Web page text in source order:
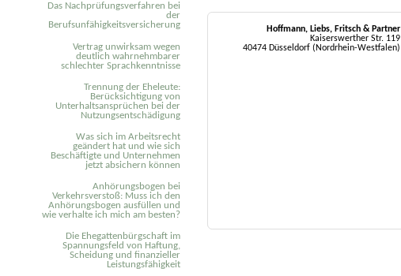
Hoffmann, Liebs, Fritsch & Partner
Kaiserswerther Str. 119
40474 Düsseldorf (Nordrhein-Westfalen)
Das Nachprüfungsverfahren bei
der
Berufsunfähigkeitsversicherung
Vertrag unwirksam wegen
deutlich wahrnehmbarer
schlechter Sprachkenntnisse
Trennung der Eheleute:
Berücksichtigung von
Unterhaltsansprüchen bei der
Nutzungsentschädigung
Was sich im Arbeitsrecht
geändert hat und wie sich
Beschäftigte und Unternehmen
jetzt absichern können
Anhörungsbogen bei
Verkehrsverstoß: Muss ich den
Anhörungsbogen ausfüllen und
wie verhalte ich mich am besten?
Die Ehegattenbürgschaft im
Spannungsfeld von Haftung,
Scheidung und finanzieller
Leistungsfähigkeit